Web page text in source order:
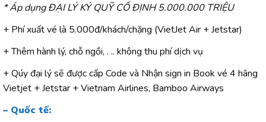
* Áp dụng ĐẠI LÝ KÝ QUỸ CỐ ĐỊNH 5.000.000 TRIỆU
+ Phí xuất vé là 5.000đ/khách/chặng (VietJet Air + Jetstar)
+ Thêm hành lý, chỗ ngồi, . .. không thu phí dịch vụ
+ Qúy đại lý sẽ được cấp Code và Nhận sign in Book vé 4 hãng
Vietjet + Jetstar + Vietnam Airlines, Bamboo Airways
– Quốc tế: